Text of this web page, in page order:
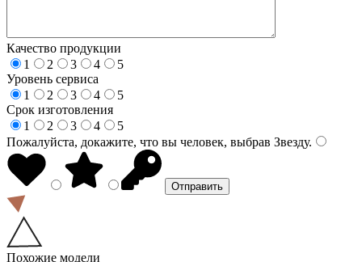
Качество продукции
1
2 3 4
5
Уровень сервиса
1
2 3 4
5
Срок изготовления
1
2 3 4
5
Пожалуйста, докажите, что вы человек, выбрав Звезду.
Похожие модели